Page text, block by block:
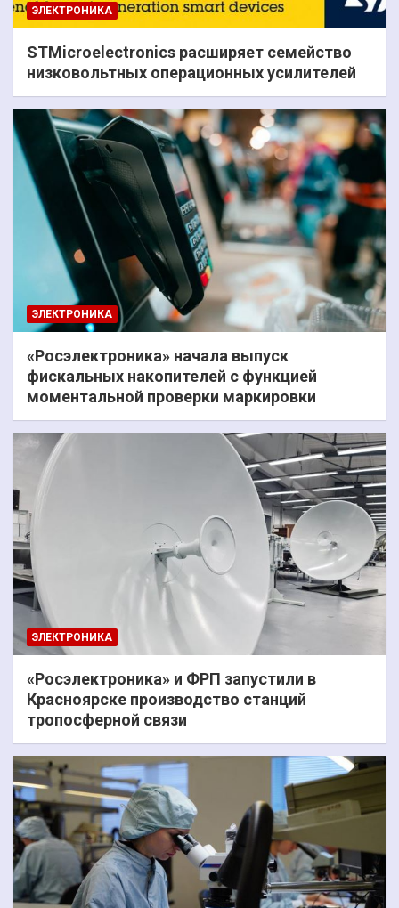
ЭЛЕКТРОНИКА
STMicroelectronics расширяет семейство
низковольтных операционных усилителей
ЭЛЕКТРОНИКА
«Росэлектроника» начала выпуск
фискальных накопителей с функцией
моментальной проверки маркировки
ЭЛЕКТРОНИКА
«Росэлектроника» и ФРП запустили в
Красноярске производство станций
тропосферной связи